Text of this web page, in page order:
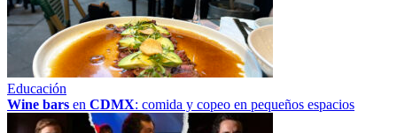
Educación
Wine bars en CDMX: comida y copeo en pequeños espacios